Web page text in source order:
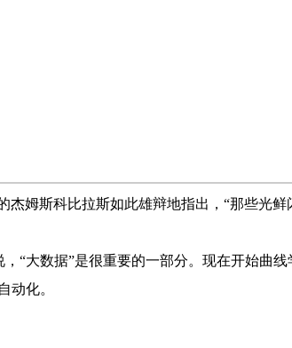
杰姆斯科比拉斯如此雄辩地指出，“那些光
“大数据”是很重要的一部分。现在开始曲线
动化。